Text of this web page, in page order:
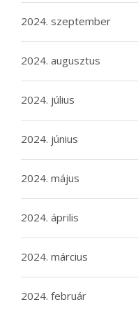
2024. szeptember
2024. augusztus
2024. július
2024. június
2024. május
2024. április
2024. március
2024. február